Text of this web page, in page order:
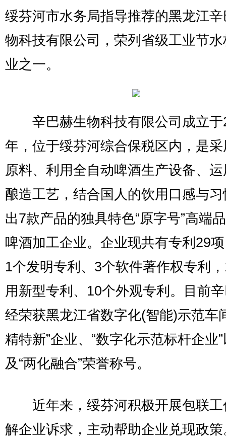
绥芬河市水务局指导推荐的黑龙江
物科技有限公司，荣列省级工业节
业之一。
辛巴赫生物科技有限公司成立于
年，位于绥芬河综合保税区内，是
原料、利用全自动啤酒生产设备、
酿造工艺，结合国人的饮用口感与
出7款产品的独具特色“原字号”高端
啤酒加工企业。企业现共有专利29
1个发明专利、3个软件著作权专利
用新型专利、10个外观专利。目前
经荣获黑龙江省数字化(智能)示范车
精特新”企业、“数字化示范标杆企业
及“两化融合”荣誉称号。
近年来，绥芬河积极开展包联工
解企业诉求，主动帮助企业兑现政